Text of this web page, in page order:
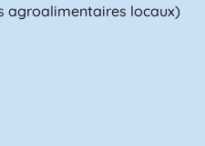
agroalimentaires locaux)